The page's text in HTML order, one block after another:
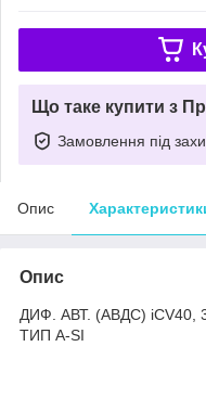
Що таке купити з
Замовлення під
Опис
Опис
ДИФ. АВТ. (АВДС) iCV40,
ТИП A-SI